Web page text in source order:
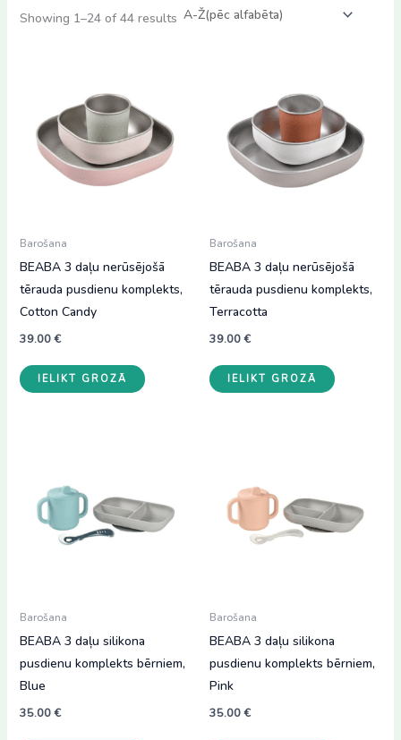
Showing 1–24 of 44 results
Barošana
BEABA 3 daļu nerūsējošā
tērauda pusdienu komplekts,
Cotton Candy
39.00€
IELIKT GROZĀ
Barošana
BEABA 3 daļu nerūsējošā
tērauda pusdienu komplekts,
Terracotta
39.00€
IELIKT GROZĀ
Barošana
BEABA 3 daļu silikona
pusdienu komplekts bērniem,
Blue
35.00€
Barošana
BEABA 3 daļu silikona
pusdienu komplekts bērniem,
Pink
35.00€